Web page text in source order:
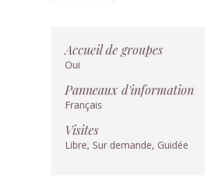
Accueil de groupes
Oui
Panneaux d'information
Français
Visites
Libre, Sur demande, Guidée